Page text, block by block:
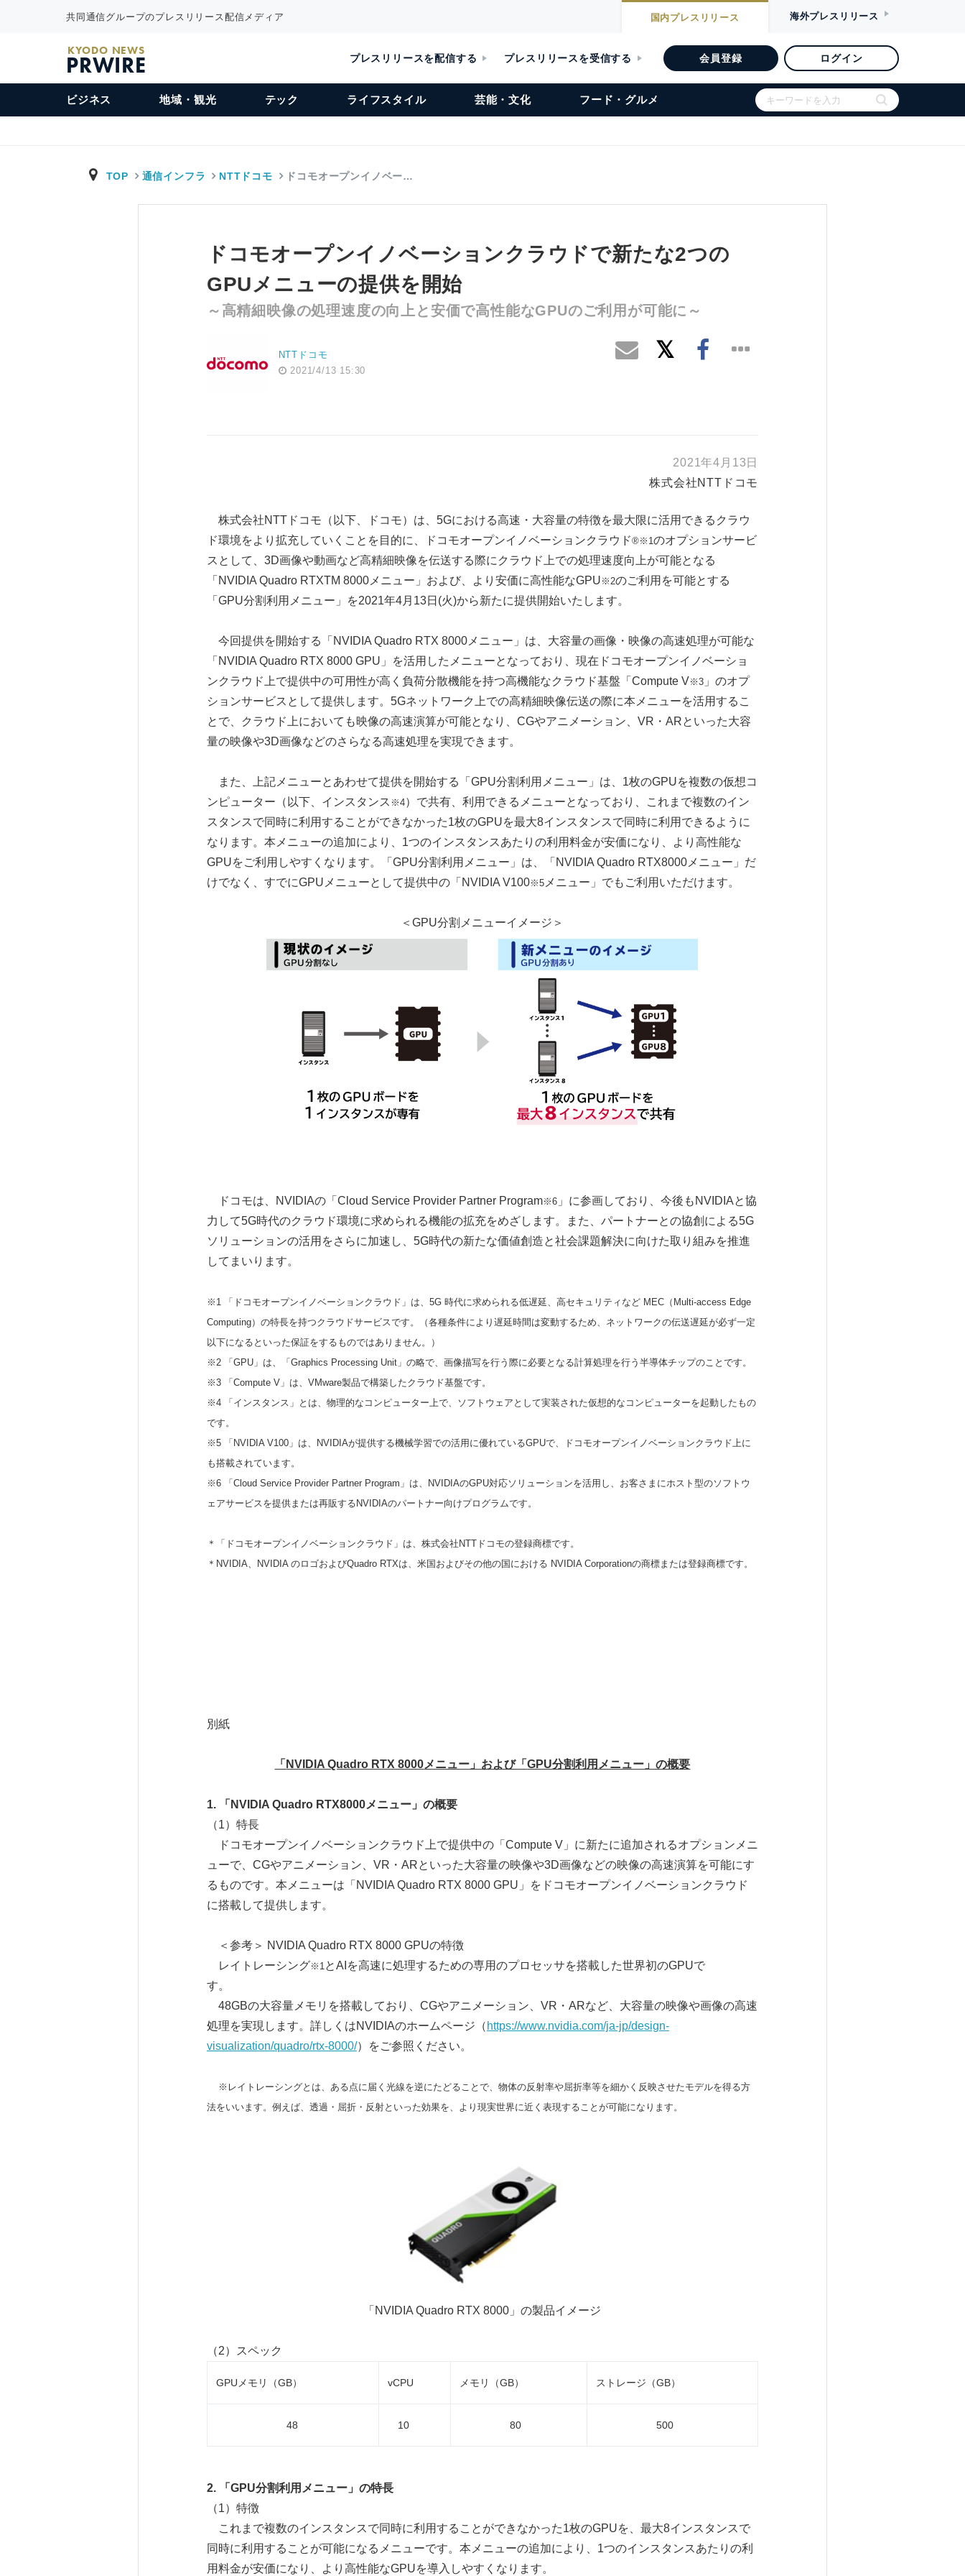
共同通信グループのプレスリリース配信メディア 国内プレスリリース 海外プレスリリース
KYODO NEWS
PRWIRE プレスリリースを配信する プレスリリースを受信する 会員登録 ログイン
ビジネス 地域・観光 テック ライフスタイル 芸能・文化 フード・グルメ
TOP 通信インフラ NTTドコモ ドコモオープンイノベー…
ドコモオープンイノベーションクラウドで新たな2つの
GPUメニューの提供を開始
～高精細映像の処理速度の向上と安価で高性能なGPUのご利用が可能に～
NTTドコモ
2021/4/13 15:30
2021年4月13日
株式会社NTTドコモ
株式会社NTTドコモ（以下、ドコモ）は、5Gにおける高速・大容量の特徴を最大限に活用できるクラウ
ド環境をより拡充していくことを目的に、ドコモオープンイノベーションクラウド®※1 のオプションサービ
スとして、3D画像や動画など高精細映像を伝送する際にクラウド上での処理速度向上が可能となる
「NVIDIA Quadro RTXTM 8000メニュー」および、より安価に高性能なGPU ※2のご利用を可能とする
「GPU分割利用メニュー」を2021年4月13日(火)から新たに提供開始いたします。
今回提供を開始する「NVIDIA Quadro RTX 8000メニュー」は、大容量の画像・映像の高速処理が可能な
「NVIDIA Quadro RTX 8000 GPU」を活用したメニューとなっており、現在ドコモオープンイノベーショ
ンクラウド上で提供中の可用性が高く負荷分散機能を持つ高機能なクラウド基盤「Compute V※3」のオプ
ションサービスとして提供します。5Gネットワーク上での高精細映像伝送の際に本メニューを活用するこ
とで、クラウド上においても映像の高速演算が可能となり、CGやアニメーション、VR・ARといった大容
量の映像や3D画像などのさらなる高速処理を実現できます。
また、上記メニューとあわせて提供を開始する「GPU分割利用メニュー」は、1枚のGPUを複数の仮想コ
ンピューター（以下、インスタンス ※4）で共有、利用できるメニューとなっており、これまで複数のイン
スタンスで同時に利用することができなかった1枚のGPUを最大8インスタンスで同時に利用できるように
なります。本メニューの追加により、1つのインスタンスあたりの利用料金が安価になり、より高性能な
GPUをご利用しやすくなります。「GPU分割利用メニュー」は、「NVIDIA Quadro RTX8000メニュー」だ
けでなく、すでにGPUメニューとして提供中の「NVIDIA V100※5メニュー」でもご利用いただけます。
＜GPU分割メニューイメージ＞
ドコモは、NVIDIAの「Cloud Service Provider Partner Program※6」に参画しており、今後もNVIDIAと協
力して5G時代のクラウド環境に求められる機能の拡充をめざします。また、パートナーとの協創による5G
ソリューションの活用をさらに加速し、5G時代の新たな価値創造と社会課題解決に向けた取り組みを推進
してまいります。
※1 「ドコモオープンイノベーションクラウド」は、5G 時代に求められる低遅延、高セキュリティなど MEC（Multi‐access Edge
Computing）の特長を持つクラウドサービスです。（各種条件により遅延時間は変動するため、ネットワークの伝送遅延が必ず一定
以下になるといった保証をするものではありません。）
※2 「GPU」は、「Graphics Processing Unit」の略で、画像描写を行う際に必要となる計算処理を行う半導体チップのことです。
※3 「Compute V」は、VMware製品で構築したクラウド基盤です。
※4 「インスタンス」とは、物理的なコンピューター上で、ソフトウェアとして実装された仮想的なコンピューターを起動したもの
です。
※5 「NVIDIA V100」は、NVIDIAが提供する機械学習での活用に優れているGPUで、ドコモオープンイノベーションクラウド上に
も搭載されています。
※6 「Cloud Service Provider Partner Program」は、NVIDIAのGPU対応ソリューションを活用し、お客さまにホスト型のソフトウ
ェアサービスを提供または再販するNVIDIAのパートナー向けプログラムです。
＊「ドコモオープンイノベーションクラウド」は、株式会社NTTドコモの登録商標です。
＊NVIDIA、NVIDIA のロゴおよびQuadro RTXは、米国およびその他の国における NVIDIA Corporationの商標または登録商標です。
別紙
「 NVIDIA Quadro RTX 8000メニュー」および「GPU分割利用メニュー」の概要
1. 「 NVIDIA Quadro RTX8000メニュー」の概要
（1）特長
ドコモオープンイノベーションクラウド上で提供中の「Compute V」に新たに追加されるオプションメニ
ューで、CGやアニメーション、VR・ARといった大容量の映像や3D画像などの映像の高速演算を可能にす
るものです。本メニューは「NVIDIA Quadro RTX 8000 GPU」をドコモオープンイノベーションクラウド
に搭載して提供します。
＜参考＞ NVIDIA Quadro RTX 8000 GPUの特徴
レイトレーシング※1 とAIを高速に処理するための専用のプロセッサを搭載した世界初のGPUで
す。
48GBの大容量メモリを搭載しており、CGやアニメーション、VR・ARなど、大容量の映像や画像の高速
処理を実現します。詳しくはNVIDIAのホームページ（ https://www.nvidia.com/ja-jp/design-
visualization/quadro/rtx-8000/）をご参照ください。
※レイトレーシングとは、ある点に届く光線を逆にたどることで、物体の反射率や屈折率等を細かく反映させたモデルを得る方
法をいいます。例えば、透過・屈折・反射といった効果を、より現実世界に近く表現することが可能になります。
「NVIDIA Quadro RTX 8000」の製品イメージ
（2）スペック
GPUメモリ（GB） vCPU メモリ（GB） ストレージ（GB）
48 10 80 500
2. 「 GPU分割利用メニュー」の特長
（1）特徴
これまで複数のインスタンスで同時に利用することができなかった1枚のGPUを、最大8インスタンスで
同時に利用することが可能になるメニューです。本メニューの追加により、1つのインスタンスあたりの利
用料金が安価になり、より高性能なGPUを導入しやすくなります。
Japanese